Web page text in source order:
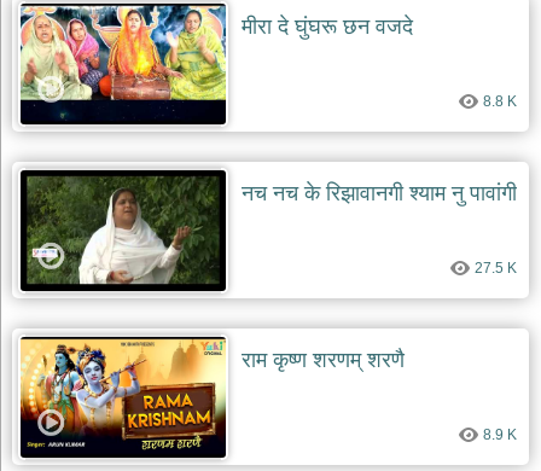
मीरा दे घुंघरू छन वजदे
8.8 K
नच नच के रिझावानगी श्याम नु पावांगी
27.5 K
राम कृष्ण शरणम् शरणै
8.9 K